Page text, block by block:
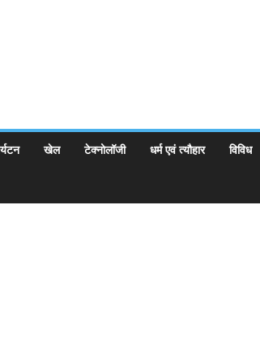
खेल टेक्नोलॉजी धर्म एवं त्यौहार विविध